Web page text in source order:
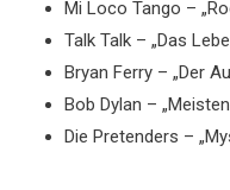
Mi Loco Tango –
Talk Talk – „Das
Bryan Ferry – „Der
Bob Dylan –
Die Pretenders –